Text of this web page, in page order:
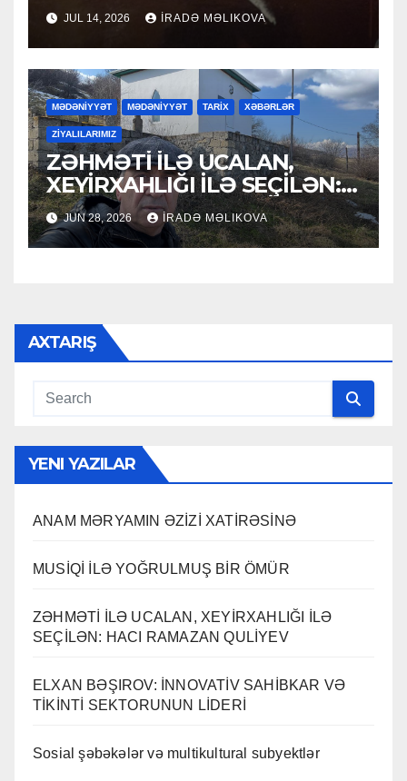
JUL 14, 2026 İRADƏ MƏLIKOVA
MƏDƏNİYYƏT MƏDƏNİYYƏT TARİX XƏBƏRLƏR
ZİYALILARIMIZ
ZƏHMƏTİ İLƏ UCALAN,
XEYİRXAHLIĞI İLƏ SEÇİLƏN:
HACI RAMAZAN QULİYEV
JUN 28, 2026 İRADƏ MƏLIKOVA
AXTARIŞ
YENI YAZILAR
ANAM MƏRYAMIN ƏZİZİ XATİRƏSİNƏ
MUSİQİ İLƏ YOĞRULMUŞ BİR ÖMÜR
ZƏHMƏTİ İLƏ UCALAN, XEYİRXAHLIĞI İLƏ
SEÇİLƏN: HACI RAMAZAN QULİYEV
ELXAN BƏŞIROV: İNNOVATİV SAHİBKAR VƏ
TİKİNTİ SEKTORUNUN LİDERİ
Sosial şəbəkələr və multikultural subyektlər